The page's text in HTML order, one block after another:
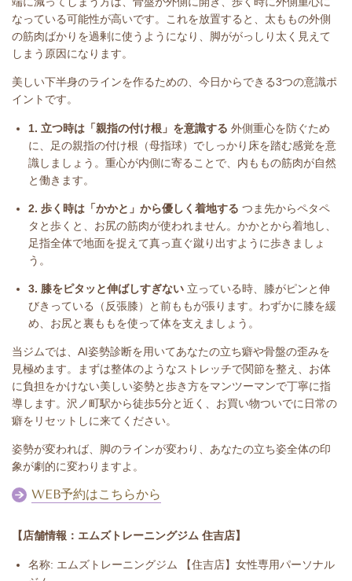
なっている可能性が高いです。これを放置すると、太ももの外側
の筋肉ばかりを過剰に使うようになり、脚ががっしり太く見えて
しまう原因になります。
美しい下半身のラインを作るための、今日からできる3つの意識ポ
イントです。
1. 立つ時は「親指の付け根」を意識する 外側重心を防ぐため
に、足の親指の付け根（母指球）でしっかり床を踏む感覚を意
識しましょう。重心が内側に寄ることで、内ももの筋肉が自然
と働きます。
2. 歩く時は「かかと」から優しく着地する つま先からペタペ
タと歩くと、お尻の筋肉が使われません。かかとから着地し、
足指全体で地面を捉えて真っ直ぐ蹴り出すように歩きましょ
う。
3. 膝をピタッと伸ばしすぎない 立っている時、膝がピンと伸
びきっている（反張膝）と前ももが張ります。わずかに膝を緩
め、お尻と裏ももを使って体を支えましょう。
当ジムでは、AI姿勢診断を用いてあなたの立ち癖や骨盤の歪みを
見極めます。まずは整体のようなストレッチで関節を整え、お体
に負担をかけない美しい姿勢と歩き方をマンツーマンで丁寧に指
導します。沢ノ町駅から徒歩5分と近く、お買い物ついでに日常の
癖をリセットしに来てください。
姿勢が変われば、脚のラインが変わり、あなたの立ち姿全体の印
象が劇的に変わりますよ。
WEB予約はこちらから
【店舗情報：エムズトレーニングジム 住吉店】
名称: エムズトレーニングジム 【住吉店】女性専用パーソナル